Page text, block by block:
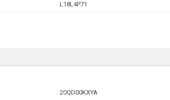
L18L4P71
20QD00KXYA